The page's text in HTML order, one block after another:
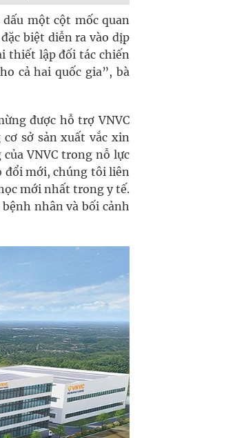
dấu một cột mốc quan
biệt diễn ra vào dịp
thiết lập đối tác chiến
cả hai quốc gia”, bà
được hỗ trợ VNVC
sở sản xuất vắc xin
VNVC trong nỗ lực
đổi mới, chúng tôi liên
mới nhất trong y tế.
nhân và bối cảnh